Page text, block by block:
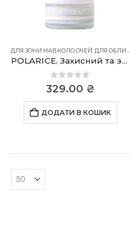
ДЛЯ ЗОНИ НАВКОЛО ОЧЕЙ ДЛЯ ОБЛИЧЧЯ
POLARICE. Захисний та зволожуючий крем для обличчя
0out of 5
329.00 ₴
ДОДАТИ В КОШИК